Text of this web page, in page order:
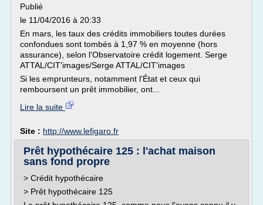
Publié
le 11/04/2016 à 20:33
En mars, les taux des crédits immobiliers toutes durées
confondues sont tombés à 1,97 % en moyenne (hors
assurance), selon l'Observatoire crédit logement. Serge
ATTAL/CIT'images/Serge ATTAL/CIT'images
Si les emprunteurs, notamment l'État et ceux qui
remboursent un prêt immobilier, ont...
Lire la suite
Site : http://www.lefigaro.fr
Prêt hypothécaire 125 : l'achat maison
sans fond propre
> Crédit hypothécaire
> Prêt hypothécaire 125